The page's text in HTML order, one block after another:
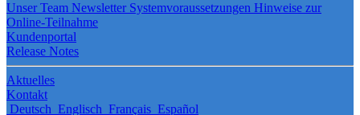
Unser Team Newsletter Systemvoraussetzungen Hinweise zur
Online-Teilnahme
Kundenportal
Release Notes
Aktuelles
Kontakt
Deutsch Englisch Français Español